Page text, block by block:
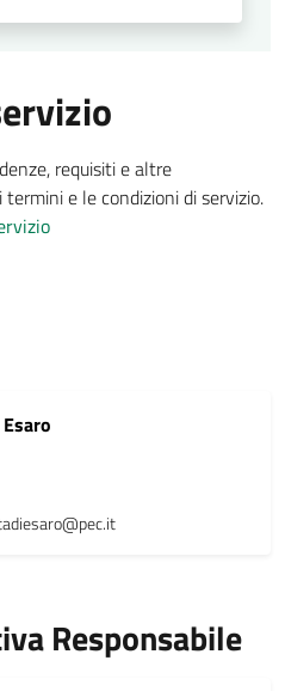
requisiti e altre
e le condizioni di servizio.
Responsabile